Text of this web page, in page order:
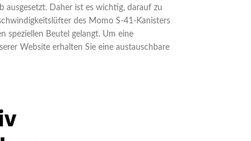
ausgesetzt. Daher ist es wichtig, darauf zu
des Momo S-41-Kanisters
speziellen Beutel gelangt. Um eine
Website erhalten Sie eine austauschbare